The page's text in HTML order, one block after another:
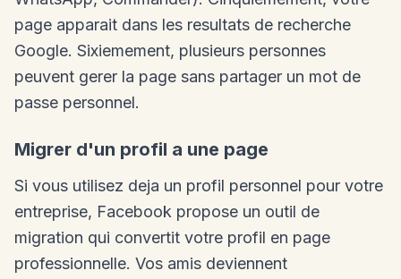
page apparait dans les resultats de recherche
Google. Sixiemement, plusieurs personnes
peuvent gerer la page sans partager un mot de
passe personnel.
Migrer d'un profil a une page
Si vous utilisez deja un profil personnel pour votre
entreprise, Facebook propose un outil de
migration qui convertit votre profil en page
professionnelle. Vos amis deviennent